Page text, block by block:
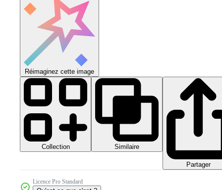
Réimaginez cette image
Collection Similaire
Partager
Licence Pro Standard